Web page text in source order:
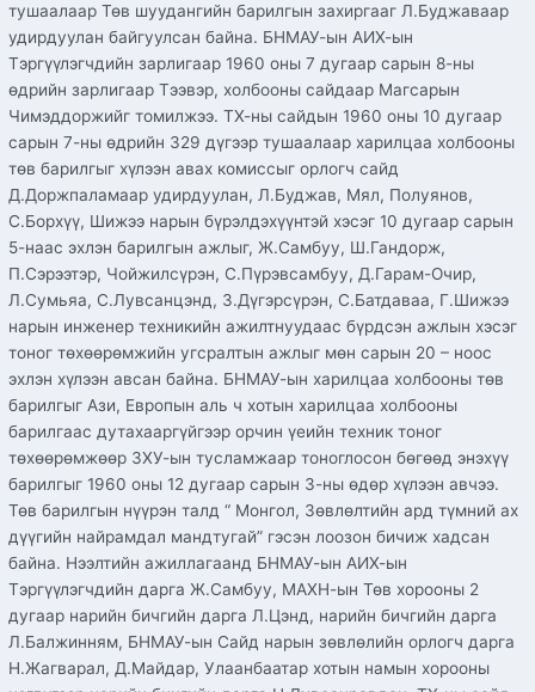
тушаалаар Төв шуудангийн барилгын захиргааг Л.Буджаваар
удирдуулан байгуулсан байна. БНМАУ-ын АИХ-ын
Тэргүүлэгчдийн зарлигаар 1960 оны 7 дугаар сарын 8-ны
өдрийн зарлигаар Тээвэр, холбооны сайдаар Магсарын
Чимэддоржийг томилжээ. ТХ-ны сайдын 1960 оны 10 дугаар
сарын 7-ны өдрийн 329 дүгээр тушаалаар харилцаа холбооны
төв барилгыг хүлээн авах комиссыг орлогч сайд
Д.Доржпаламаар удирдуулан, Л.Буджав, Мял, Полуянов,
С.Борхүү, Шижээ нарын бүрэлдэхүүнтэй хэсэг 10 дугаар сарын
5-наас эхлэн барилгын ажлыг, Ж.Самбуу, Ш.Гандорж,
П.Сэрээтэр, Чойжилсүрэн, С.Пүрэвсамбуу, Д.Гарам-Очир,
Л.Сумьяа, С.Лувсанцэнд, З.Дүгэрсүрэн, С.Батдаваа, Г.Шижээ
нарын инженер техникийн ажилтнуудаас бүрдсэн ажлын хэсэг
тоног төхөөрөмжийн угсралтын ажлыг мөн сарын 20 – ноос
эхлэн хүлээн авсан байна. БНМАУ-ын харилцаа холбооны төв
барилгыг Ази, Европын аль ч хотын харилцаа холбооны
барилгаас дутахааргүйгээр орчин үеийн техник тоног
төхөөрөмжөөр ЗХУ-ын тусламжаар тоноглосон бөгөөд энэхүү
барилгыг 1960 оны 12 дугаар сарын 3-ны өдөр хүлээн авчээ.
Төв барилгын нүүрэн талд “ Монгол, Зөвлөлтийн ард түмний ах
дүүгийн найрамдал мандтугай” гэсэн лоозон бичиж хадсан
байна. Нээлтийн ажиллагаанд БНМАУ-ын АИХ-ын
Тэргүүлэгчдийн дарга Ж.Самбуу, МАХН-ын Төв хорооны 2
дугаар нарийн бичгийн дарга Л.Цэнд, нарийн бичгийн дарга
Л.Балжинням, БНМАУ-ын Сайд нарын зөвлөлийн орлогч дарга
Н.Жагварал, Д.Майдар, Улаанбаатар хотын намын хорооны